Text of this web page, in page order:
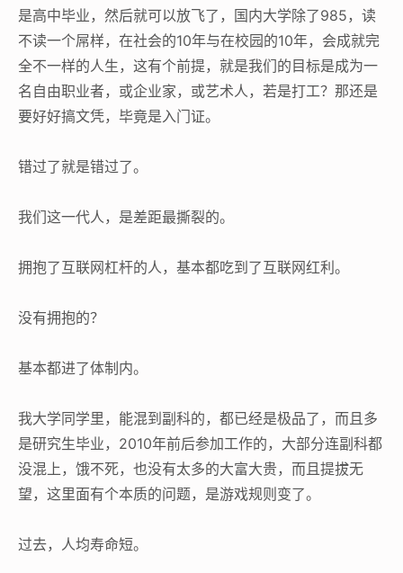
是高中毕业，然后就可以放飞了，国内大学除了985，读
不读一个屌样，在社会的10年与在校园的10年，会成就完
全不一样的人生，这有个前提，就是我们的目标是成为一
名自由职业者，或企业家，或艺术人，若是打工？那还是
要好好搞文凭，毕竟是入门证。
错过了就是错过了。
我们这一代人，是差距最撕裂的。
拥抱了互联网杠杆的人，基本都吃到了互联网红利。
没有拥抱的？
基本都进了体制内。
我大学同学里，能混到副科的，都已经是极品了，而且多
是研究生毕业，2010年前后参加工作的，大部分连副科都
没混上，饿不死，也没有太多的大富大贵，而且提拔无
望，这里面有个本质的问题，是游戏规则变了。
过去，人均寿命短。